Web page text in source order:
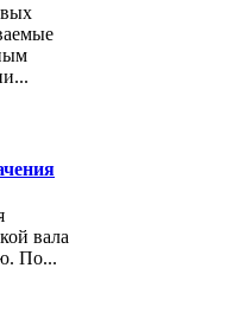
вала
По...